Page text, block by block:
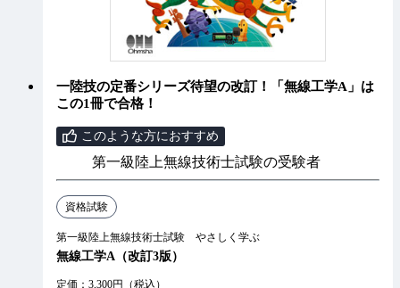
一陸技の定番シリーズ待望の改訂！「無線工学A」は
この1冊で合格！
このような方におすすめ
第一級陸上無線技術士試験の受験者
資格試験
第一級陸上無線技術士試験 やさしく学ぶ
無線工学A（改訂3版）
定価：3,300円（税込）